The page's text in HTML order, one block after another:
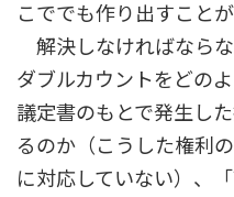
こででも作り出すことが
解決しなければなら
ダブルカウントをどの
議定書のもとで発生し
るのか（こうした権利
に対応していない）、